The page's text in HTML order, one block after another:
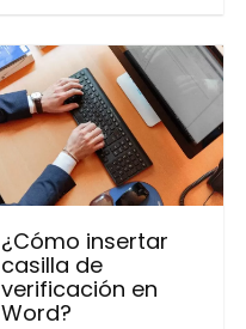
¿Cómo insertar
casilla de
verificación en
Word?